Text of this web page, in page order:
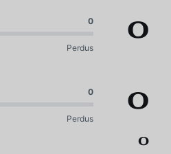
0
Perdus
0
0
Perdus
0
0